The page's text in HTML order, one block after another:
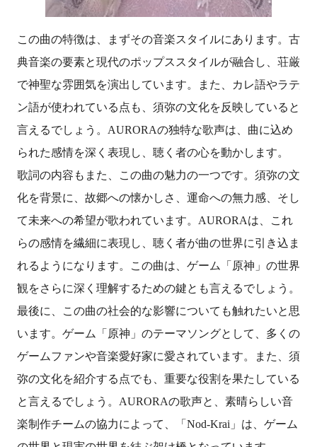
この曲の特徴は、まずその音楽スタイルにあります。古
典音楽の要素と現代のポップススタイルが融合し、荘厳
で神聖な雰囲気を演出しています。また、カレ語やラテ
ン語が使われている点も、須弥の文化を反映していると
言えるでしょう。AURORAの独特な歌声は、曲に込め
られた感情を深く表現し、聴く者の心を動かします。
歌詞の内容もまた、この曲の魅力の一つです。須弥の文
化を背景に、故郷への懐かしさ、運命への無力感、そし
て未来への希望が歌われています。AURORAは、これ
らの感情を繊細に表現し、聴く者が曲の世界に引き込ま
れるようになります。この曲は、ゲーム「原神」の世界
観をさらに深く理解するための鍵とも言えるでしょう。
最後に、この曲の社会的な影響についても触れたいと思
います。ゲーム「原神」のテーマソングとして、多くの
ゲームファンや音楽愛好家に愛されています。また、須
弥の文化を紹介する点でも、重要な役割を果たしている
と言えるでしょう。AURORAの歌声と、素晴らしい音
楽制作チームの協力によって、「Nod-Krai」は、ゲーム